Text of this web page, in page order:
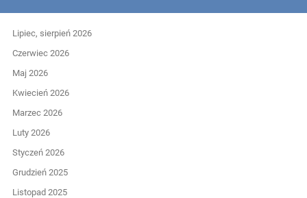
Kalendarz
Lipiec, sierpień 2026
Czerwiec 2026
Maj 2026
Kwiecień 2026
Marzec 2026
Luty 2026
Styczeń 2026
Grudzień 2025
Listopad 2025